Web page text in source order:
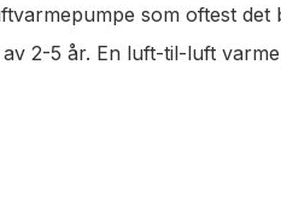
som oftest det
2-5 år. En luft-til-luft